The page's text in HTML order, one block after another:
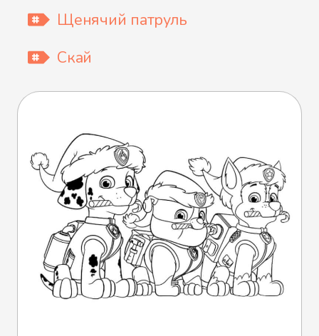
Щенячий патруль
Скай